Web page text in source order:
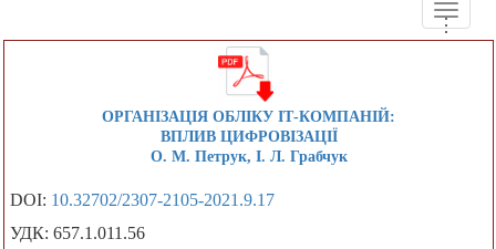
Toggle
...
ОРГАНІЗАЦІЯ ОБЛІКУ ІТ-КОМПАНІЙ:
ВПЛИВ ЦИФРОВІЗАЦІЇ
О. М. Петрук, І. Л. Грабчук
DOI: 10.32702/2307-2105-2021.9.17
УДК: 657.1.011.56